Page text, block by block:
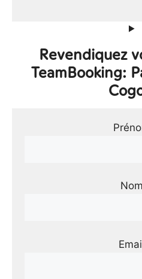
Revendiquez
TeamBooking: